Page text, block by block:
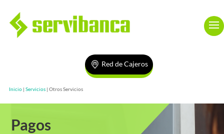
Red de Cajeros
Inicio| Servicios| Otros Servicios
Pagos